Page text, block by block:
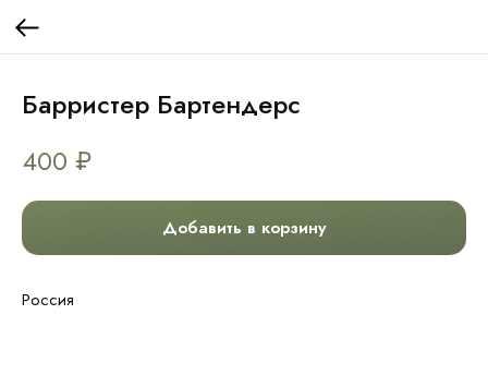
Барристер Бартендерс
400 ₽
Добавить в корзину
Россия